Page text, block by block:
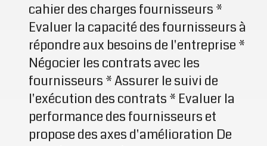
cahier des charges fournisseurs *
Evaluer la capacité des fournisseurs à
répondre aux besoins de l'entreprise *
Négocier les contrats avec les
fournisseurs * Assurer le suivi de
l'exécution des contrats * Evaluer la
performance des fournisseurs et
propose des axes d'amélioration De